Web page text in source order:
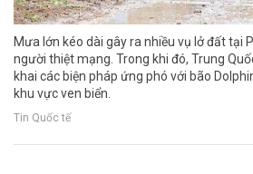
Mưa lớn kéo dài gây ra nhiều vụ lở đất tại
người thiệt mạng. Trong khi đó, Trung
khai các biện pháp ứng phó với bão
khu vực ven biển.
Tin Quốc tế